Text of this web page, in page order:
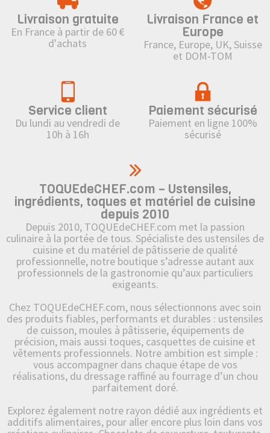
Livraison gratuite
En France à partir de 60 €
d'achats
Livraison France et
Europe
France, Europe, UK, Suisse
et DOM-TOM
Service client
Du lundi au vendredi de
10h à 16h
Paiement sécurisé
Paiement en ligne 100%
sécurisé
TOQUEdeCHEF.com – Ustensiles,
ingrédients, toques et matériel de cuisine
depuis 2010
Depuis 2010, TOQUEdeCHEF.com met la passion
culinaire à la portée de tous. Spécialiste des ustensiles de
cuisine et du matériel de pâtisserie de qualité
professionnelle, notre boutique s’adresse autant aux
professionnels de la gastronomie qu’aux particuliers
exigeants.
Chez TOQUEdeCHEF.com, nous sélectionnons avec soin
des produits fiables, performants et durables : ustensiles
de cuisson, moules à pâtisserie, équipements de
précision, mais aussi toques, casquettes de cuisine et
vêtements professionnels. Notre ambition est simple :
vous accompagner dans chaque étape de vos
réalisations, du dressage raffiné au fourrage d’un chou
parfaitement doré.
Explorez également notre rayon dédié aux ingrédients et
additifs alimentaires, pour aller encore plus loin dans vos